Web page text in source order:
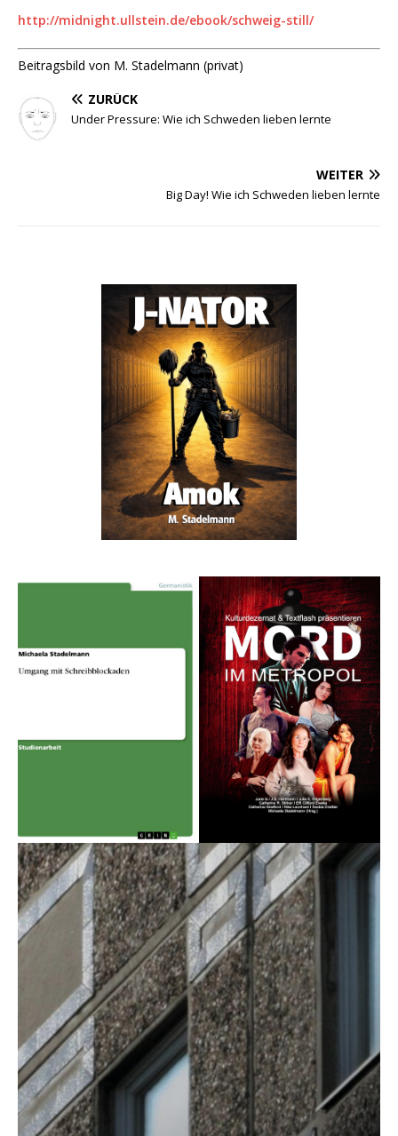
http://midnight.ullstein.de/ebook/schweig-still/
Beitragsbild von M. Stadelmann (privat)
ZURÜCK
Under Pressure: Wie ich Schweden lieben lernte
WEITER
Big Day! Wie ich Schweden lieben lernte